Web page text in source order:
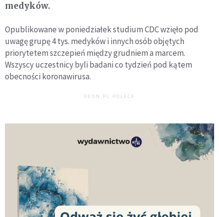
medyków.
Opublikowane w poniedziałek studium CDC wzięło pod
uwagę grupę 4 tys. medyków i innych osób objętych
priorytetem szczepień między grudniem a marcem.
Wszyscy uczestnicy byli badani co tydzień pod kątem
obecności koronawirusa.
DEON.PL POLECA